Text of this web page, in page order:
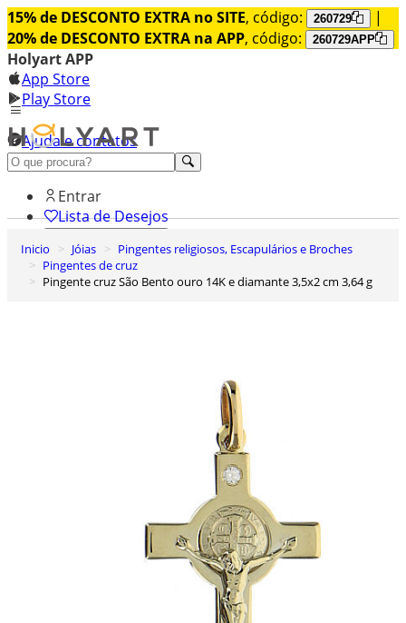
15% de DESCONTO EXTRA no SITE, código: 260729
|
20% de DESCONTO EXTRA na APP, código: 260729APP
Holyart APP
App Store
Play Store
Ajuda e contatos
Conheça premium
Entrar
Lista de Desejos
0
Carrinho de Compras
Inicio Jóias
Pingentes religiosos, Escapulários e Broches
Pingentes de cruz
Pingente cruz São Bento ouro 14K e diamante 3,5x2 cm 3,64 g